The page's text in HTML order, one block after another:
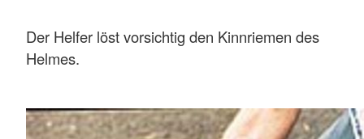
Der Helfer löst vorsichtig den Kinnriemen des
Helmes.